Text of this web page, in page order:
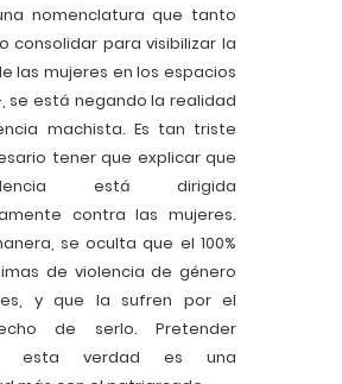
nomenclatura que tanto
consolidar para visibilizar la
las mujeres en los espacios
se está negando la realidad
machista. Es tan triste
tener que explicar que
está dirigida
contra las mujeres.
se oculta que el 100%
de violencia de género
y que la sufren por el
de serlo. Pretender
esta verdad es una